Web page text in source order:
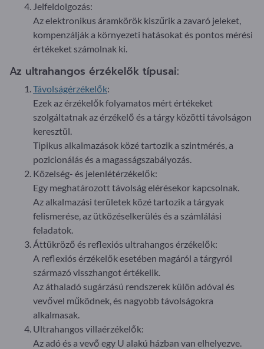
Jelfeldolgozás:
Az elektronikus áramkörök kiszűrik a zavaró jeleket,
kompenzálják a környezeti hatásokat és pontos mérési
értékeket számolnak ki.
Az ultrahangos érzékelők típusai:
Távolságérzékelők:
Ezek az érzékelők folyamatos mért értékeket
szolgáltatnak az érzékelő és a tárgy közötti távolságon
keresztül.
Tipikus alkalmazások közé tartozik a szintmérés, a
pozicionálás és a magasságszabályozás.
Közelség- és jelenlétérzékelők:
Egy meghatározott távolság elérésekor kapcsolnak.
Az alkalmazási területek közé tartozik a tárgyak
felismerése, az ütközéselkerülés és a számlálási
feladatok.
Áttükröző és reflexiós ultrahangos érzékelők:
A reflexiós érzékelők esetében magáról a tárgyról
származó visszhangot értékelik.
Az áthaladó sugárzású rendszerek külön adóval és
vevővel működnek, és nagyobb távolságokra
alkalmasak.
Ultrahangos villaérzékelők:
Az adó és a vevő egy U alakú házban van elhelyezve.